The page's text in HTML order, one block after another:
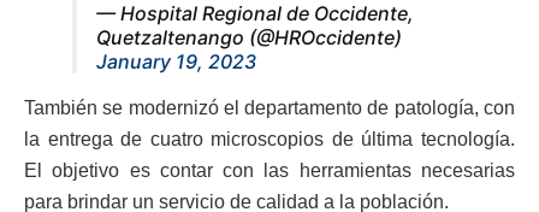
— Hospital Regional de Occidente,
Quetzaltenango (@HROccidente)
January 19, 2023
También se modernizó el departamento de patología, con
la entrega de cuatro microscopios de última tecnología.
El objetivo es contar con las herramientas necesarias
para brindar un servicio de calidad a la población.